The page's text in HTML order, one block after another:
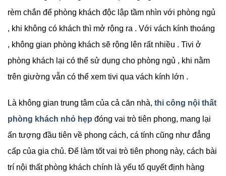
rèm chắn để phòng khách độc lập tầm nhìn với phòng ngủ
, khi không có khách thì mở rộng ra . Với vách kính thoáng
, không gian phòng khách sẽ rộng lên rất nhiều . Tivi ở
phòng khách lại có thể sử dụng cho phòng ngủ , khi nằm
trên giường vẫn có thể xem tivi qua vách kính lớn .
Là không gian trung tâm của cả căn nhà, thi công nội thất
phòng khách nhỏ hẹp đóng vai trò tiên phong, mang lại
ấn tượng đầu tiên về phong cách, cá tính cũng như đẳng
cấp của gia chủ. Để làm tốt vai trò tiên phong này, cách bài
trí nội thất phòng khách chính là yếu tố quyết định hàng